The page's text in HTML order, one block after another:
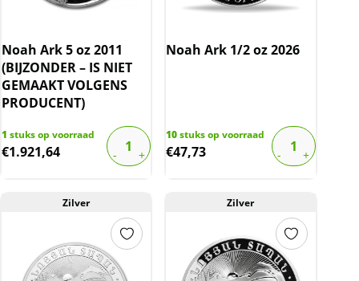
Noah Ark 5 oz 2011
(BIJZONDER – IS NIET
GEMAAKT VOLGENS
PRODUCENT)
1 stuks op voorraad
€1.921,64
Noah Ark 1/2 oz 2026
10stuks op voorraad
€47,73
Zilver Zilver